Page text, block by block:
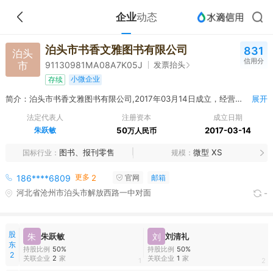
企业动态
泊头
市
泊头市书香文雅图书有限公司
91130981MA08A7K05J 发票抬头
存续 小微企业
831
信用分
简介：泊头市书香文雅图书有限公司,2017年03月14日成立，经营范围包括一般项目：图书、文教用品、办公用品、劳保用品、体育器材、音乐器材、美术用品、预包装食品（含冷藏冷冻食品）、电子产品、日用百货、精品玩具、鞋、帽、服饰、工艺品（文物除外）销售**”。（除依法须经批准的项目外，凭营业执照依法自主开展经营活动） 展开
法定代表人
朱跃敏
注册资本
50万人民币
成立日期
2017-03-14
国标行业 图书、报刊零售 规模 微型 XS
186****6809 更多 2 官网 邮箱
河北省沧州市泊头市解放西路一中对面 -
股
东
2
朱 朱跃敏
持股比例 50%
关联企业 2 家 1
刘 刘清礼
持股比例 50%
关联企业 1 家 2